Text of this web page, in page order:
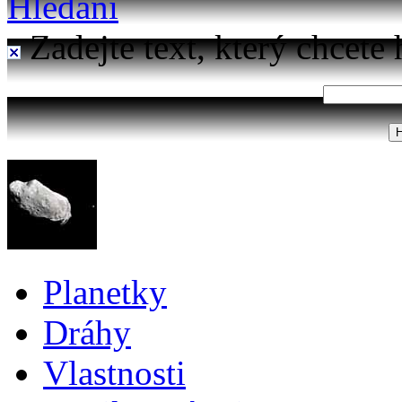
Zadejte text, který chcete
Planetky
Dráhy
Vlastnosti